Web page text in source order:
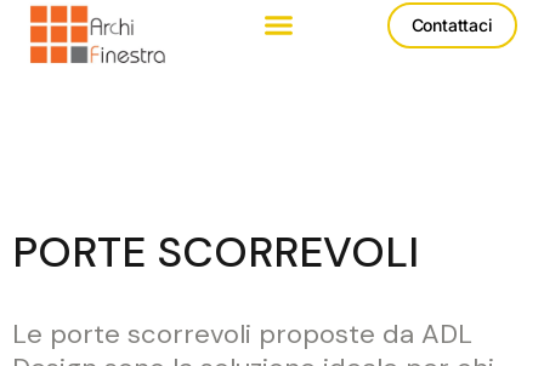
Contattaci
PORTE SCORREVOLI
Le porte scorrevoli proposte da ADL